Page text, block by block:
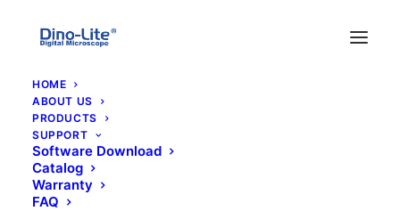
HOME
ABOUT US
PRODUCTS
SUPPORT
Software Download
Catalog
Warranty
FAQ